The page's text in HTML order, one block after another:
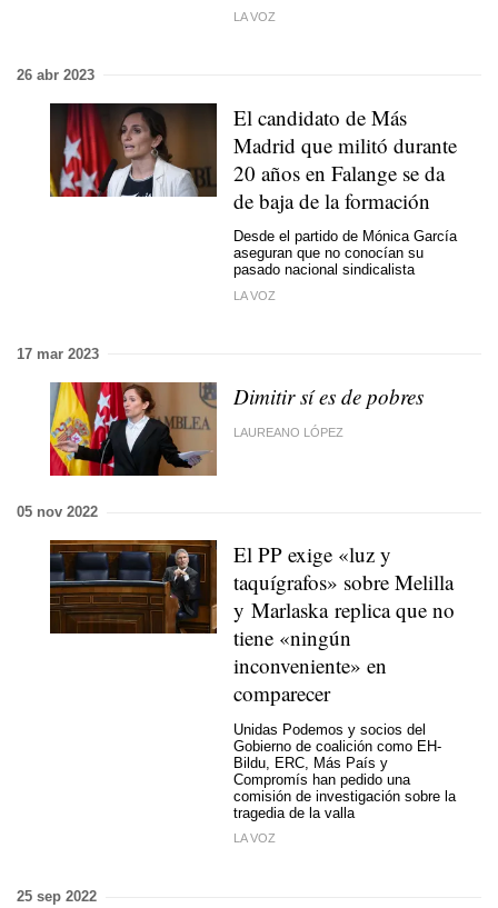
LA VOZ
26 abr 2023
El candidato de Más
Madrid que militó durante
20 años en Falange se da
de baja de la formación
Desde el partido de Mónica García
aseguran que no conocían su
pasado nacional sindicalista
LA VOZ
17 mar 2023
Dimitir sí es de pobres
LAUREANO LÓPEZ
05 nov 2022
El PP exige «luz y
taquígrafos» sobre Melilla
y Marlaska replica que no
tiene «ningún
inconveniente» en
comparecer
Unidas Podemos y socios del
Gobierno de coalición como EH-
Bildu, ERC, Más País y
Compromís han pedido una
comisión de investigación sobre la
tragedia de la valla
LA VOZ
25 sep 2022